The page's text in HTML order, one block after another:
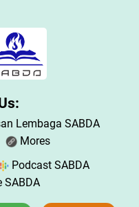
Lembaga SABDA
Mores
Podcast SABDA
SABDA